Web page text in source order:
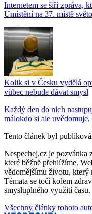
Internetem se šíří zpráva,
Umístění na 37. místě
Kolik si v Česku vydělá
vůbec nebude dávat smysl
Každý den do nich
málokdo si ale
Tento článek byl
Nespechej.cz je pozvánka
které běžně přehlížíme.
vědomějšímu životu, který
Témata se točí kolem
smysluplného využití
Všechny články tohoto